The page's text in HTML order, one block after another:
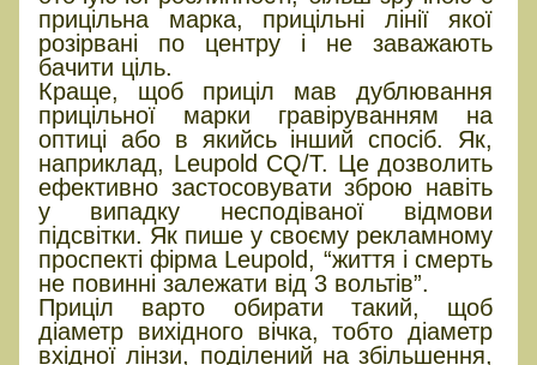
прицільна марка, прицільні лінії якої
розірвані по центру і не заважають
бачити ціль.
Краще, щоб приціл мав дублювання
прицільної марки гравіруванням на
оптиці або в якийсь інший спосіб. Як,
наприклад, Leupold CQ/T. Це дозволить
ефективно застосовувати зброю навіть
у випадку несподіваної відмови
підсвітки. Як пише у своєму рекламному
проспекті фірма Leupold, “життя і смерть
не повинні залежати від 3 вольтів”.
Приціл варто обирати такий, щоб
діаметр вихідного вічка, тобто діаметр
вхідної лінзи, поділений на збільшення,